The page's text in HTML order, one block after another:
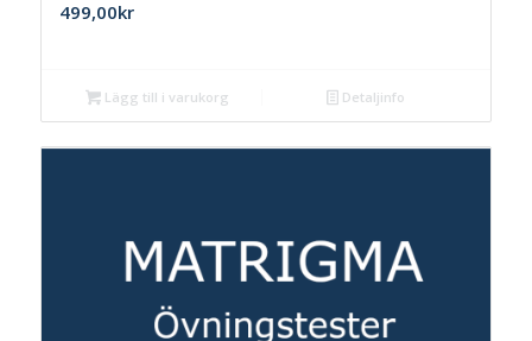
499,00kr
Lägg till i varukorg Detaljinfo